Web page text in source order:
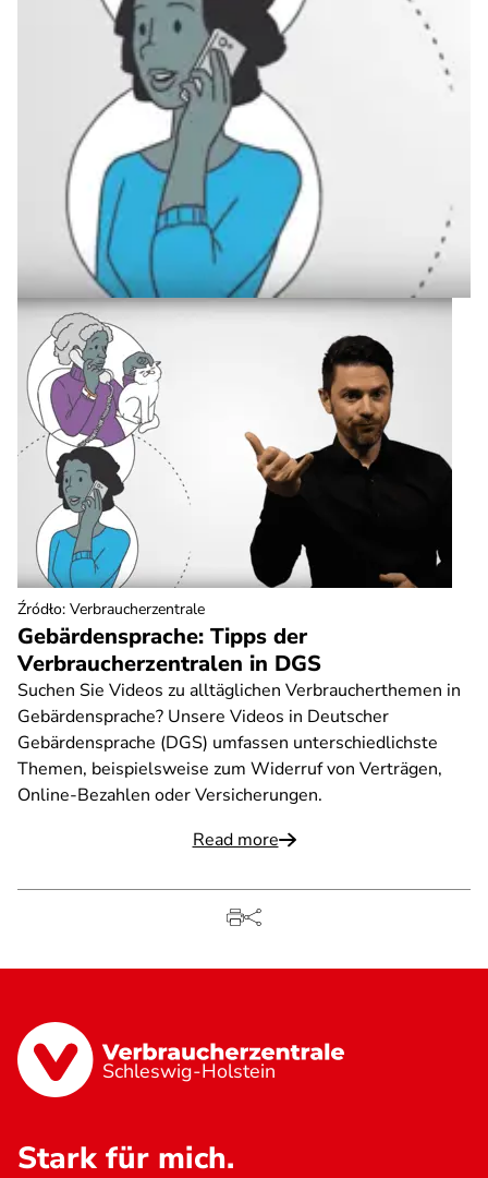
Gebärdensprache: Tipps der
Verbraucherzentralen in DGS
Suchen Sie Videos zu alltäglichen Verbraucherthemen in
Gebärdensprache? Unsere Videos in Deutscher
Gebärdensprache (DGS) umfassen unterschiedlichste
Themen, beispielsweise zum Widerruf von Verträgen,
Online-Bezahlen oder Versicherungen.
Read more
Źródło: Verbraucherzentrale
Schleswig-Holstein
Stark für mich.